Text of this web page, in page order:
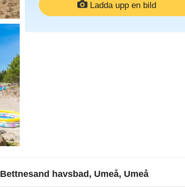
Ladda upp en bild
Bettnesand havsbad, Umeå, Umeå